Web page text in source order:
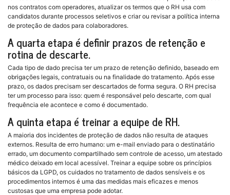
nos contratos com operadores, atualizar os termos que o RH usa com
candidatos durante processos seletivos e criar ou revisar a política interna
de proteção de dados para colaboradores.
A quarta etapa é definir prazos de retenção e
rotina de descarte.
Cada tipo de dado precisa ter um prazo de retenção definido, baseado em
obrigações legais, contratuais ou na finalidade do tratamento. Após esse
prazo, os dados precisam ser descartados de forma segura. O RH precisa
ter um processo para isso: quem é responsável pelo descarte, com qual
frequência ele acontece e como é documentado.
A quinta etapa é treinar a equipe de RH.
A maioria dos incidentes de proteção de dados não resulta de ataques
externos. Resulta de erro humano: um e-mail enviado para o destinatário
errado, um documento compartilhado sem controle de acesso, um atestado
médico deixado em local acessível. Treinar a equipe sobre os princípios
básicos da LGPD, os cuidados no tratamento de dados sensíveis e os
procedimentos internos é uma das medidas mais eficazes e menos
custosas que uma empresa pode adotar.